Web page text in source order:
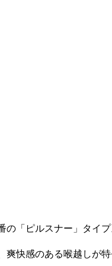
の「ピルスナー」タイ
爽快感のある喉越しが